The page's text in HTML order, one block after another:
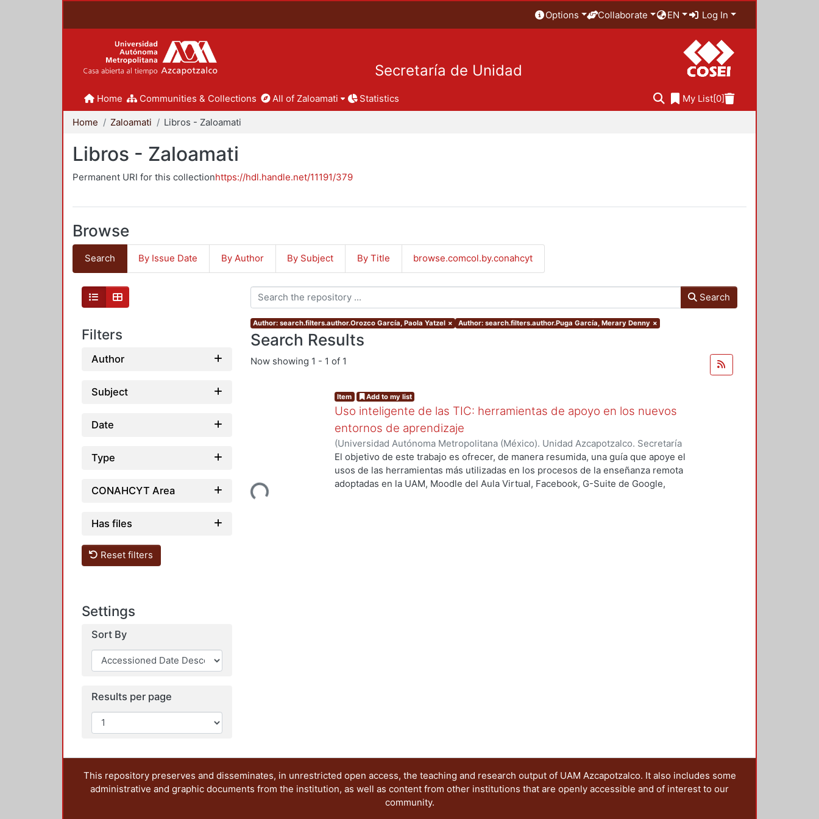
Options Collaborate EN Log In
Secretaría de Unidad
Home Communities & Collections All of Zaloamati Statistics My List[0]
Home Zaloamati Libros - Zaloamati
Libros - Zaloamati
Permanent URI for this collectionhttps://hdl.handle.net/11191/379
Browse
Search By Issue Date By Author By Subject By Title browse.comcol.by.conahcyt
Filters
Author
Subject
Date
Type
CONAHCYT Area
Has files
Reset filters
Settings
Sort By
Results per page
Search
Author: search.filters.author.Orozco García, Paola Yatzel × Author: search.filters.author.Puga García, Merary Denny ×
Search Results
Now showing 1 - 1 of 1
Loading...
Item Add to my list
Uso inteligente de las TIC: herramientas de apoyo en los nuevos
entornos de aprendizaje
(Universidad Autónoma Metropolitana (México). Unidad Azcapotzalco. Secretaría
Académica.,2021) García Castro, María Beatriz;Orozco García, Paola Yatzel;Puga
García, Merary Denny;Martínez Morales, Mercedes Isabel;Alvarado Hernández,
Alejandra; Tarango de la Torre, Juan Carlos
El objetivo de este trabajo es ofrecer, de manera resumida, una guía que apoye el
usos de las herramientas más utilizadas en los procesos de la enseñanza remota
adoptadas en la UAM, Moodle del Aula Virtual, Facebook, G-Suite de Google,
This repository preserves and disseminates, in unrestricted open access, the teaching and research output of UAM Azcapotzalco. It also includes some
administrative and graphic documents from the institution, as well as content from other institutions that are openly accessible and of interest to our
community.